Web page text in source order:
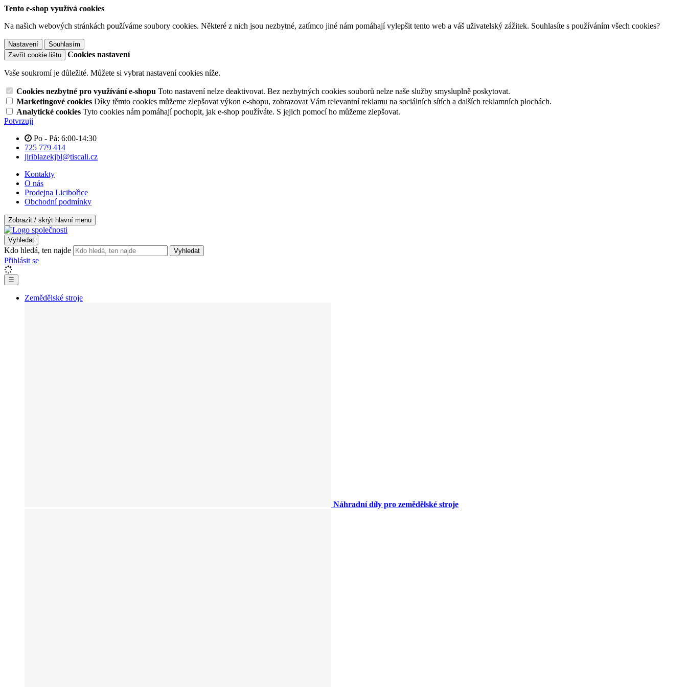
Tento e-shop využívá cookies
Na našich webových stránkách používáme soubory cookies. Některé z nich jsou nezbytné, zatímco jiné nám pomáhají vylepšit tento web a váš uživatelský zážitek. Souhlasíte s používáním všech cookies?
Nastavení
Souhlasím
Zavřít cookie lištu
Cookies nastavení
Vaše soukromí je důležité. Můžete si vybrat nastavení cookies níže.
Cookies nezbytné pro využívání e-shopu Toto nastavení nelze deaktivovat. Bez nezbytných cookies souborů nelze naše služby smysluplně poskytovat.
Marketingové cookies Díky těmto cookies můžeme zlepšovat výkon e-shopu, zobrazovat Vám relevantní reklamu na sociálních sítích a dalších reklamních plochách.
Analytické cookies Tyto cookies nám pomáhají pochopit, jak e-shop používáte. S jejich pomocí ho můžeme zlepšovat.
Potvrzuji
Po - Pá: 6:00-14:30
725 779 414
jiriblazekjbl@tiscali.cz
Kontakty
O nás
Prodejna Licibořice
Obchodní podmínky
Zobrazit / skrýt hlavní menu
Vyhledat
Kdo hledá, ten najde Vyhledat
Přihlásit se
☰
Zemědělské stroje
Náhradní díly pro zemědělské stroje